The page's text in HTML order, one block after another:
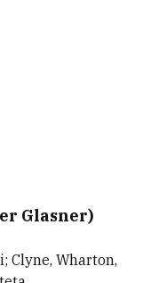
Glasner)
Clyne, Wharton,